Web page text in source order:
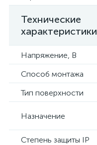
Технические
характеристики
Напряжение, В
Способ монтажа
Тип поверхности
Назначение
Степень защиты IP